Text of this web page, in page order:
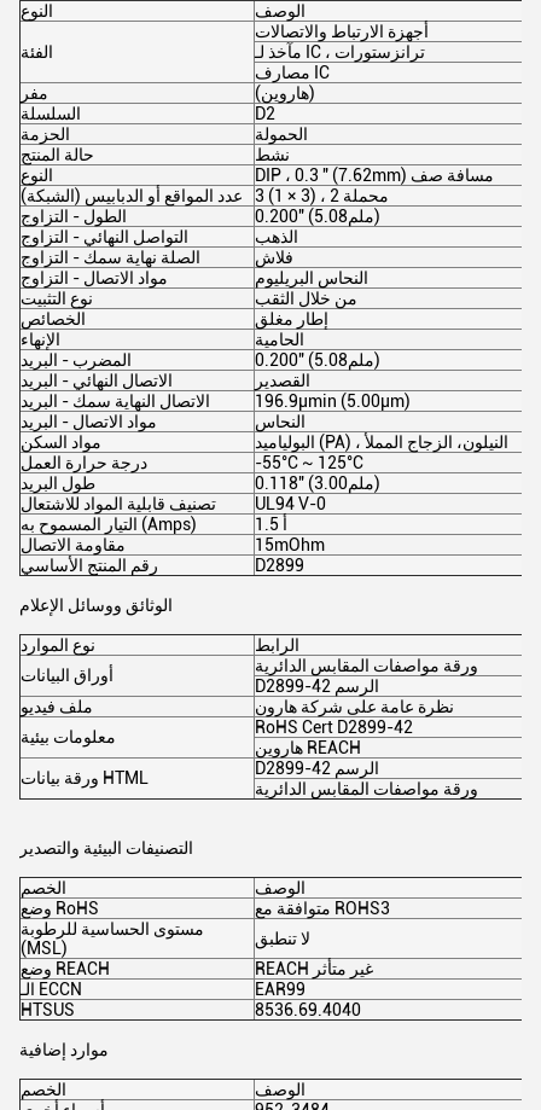
النوع الوصف
الفئة
أجهزة الارتباط والاتصالات
مآخذ لـ IC ، ترانزستورات
مصارف IC
مفر
(هاروين)
السلسلة
D2
الحزمة
الحمولة
حالة المنتج
نشط
النوع
DIP ، 0.3 " (7.62mm) مسافة صف
عدد المواقع أو الدبابيس (الشبكة)
3 (1 × 3) ، 2 محملة
الطول - التزاوج
0.200" (5.08ملم)
التواصل النهائي - التزاوج
الذهب
الصلة نهاية سمك - التزاوج
فلاش
مواد الاتصال - التزاوج
النحاس البريليوم
نوع التثبيت
من خلال الثقب
الخصائص
إطار مغلق
الإنهاء
الحامية
المضرب - البريد
0.200" (5.08ملم)
الاتصال النهائي - البريد
القصدير
الاتصال النهاية سمك - البريد
196.9μmin (5.00μm)
مواد الاتصال - البريد
النحاس
مواد السكن
البولياميد (PA) ، النيلون، الزجاج المملأ
درجة حرارة العمل
-55°C ~ 125°C
طول البريد
0.118" (3.00ملم)
تصنيف قابلية المواد للاشتعال
UL94 V-0
التيار المسموح به (Amps)
1.5 أ
مقاومة الاتصال
15mOhm
رقم المنتج الأساسي
D2899
الوثائق ووسائل الإعلام
نوع الموارد
الرابط
أوراق البيانات
ورقة مواصفات المقابس الدائرية
D2899-42 الرسم
ملف فيديو
نظرة عامة على شركة هارون
معلومات بيئية
RoHS Cert D2899-42
هاروين REACH
ورقة بيانات HTML
D2899-42 الرسم
ورقة مواصفات المقابس الدائرية
التصنيفات البيئية والتصدير
الخصم
الوصف
وضع RoHS
متوافقة مع ROHS3
مستوى الحساسية للرطوبة
(MSL)
لا تنطبق
وضع REACH
REACH غير متأثر
الـ ECCN
EAR99
HTSUS
8536.69.4040
موارد إضافية
الخصم
الوصف